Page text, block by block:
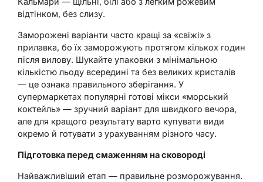
відтінком, без слизу.
Заморожені варіанти часто кращі за «свіжі» з
прилавка, бо їх заморожують протягом кількох годин
після вилову. Шукайте упаковки з мінімальною
кількістю льоду всередині та без великих кристалів
— це ознака правильного зберігання. У
супермаркетах популярні готові мікси «морський
коктейль» — зручний варіант для швидкого вечора,
але для кращого результату варто купувати види
окремо й готувати з урахуванням різного часу.
Підготовка перед смаженням на сковороді
Найважливіший етап — правильне розморожування.